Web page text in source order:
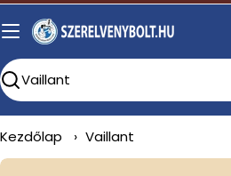
Skip
to
Search
Kezdőlap › Vaillant